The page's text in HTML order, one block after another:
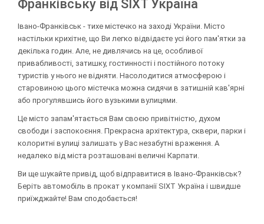
Франківську від SIXT Україна
Івано-Франківськ - тихе містечко на заході України. Місто
настільки крихітне, що Ви легко відвідаєте усі його пам'ятки за
декілька годин. Але, не дивлячись на це, особливої
привабливості, затишку, гостинності і постійного потоку
туристів у нього не відняти. Насолодитися атмосферою і
старовиною цього містечка можна сидячи в затишній кав'ярні
або прогулявшись його вузькими вулицями.
Це місто запам'ятається Вам своєю привітністю, духом
свободи і заспокоєння. Прекрасна архітектура, сквери, парки і
колоритні вулиці залишать у Вас незабутні враження. А
недалеко від міста розташовані величні Карпати.
Ви ще шукайте привід, щоб відправитися в Івано-Франківськ?
Беріть автомобіль в прокат у компанії SIXT Україна і швидше
приїжджайте! Вам сподобається!